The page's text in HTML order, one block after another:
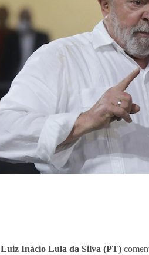
Luiz Inácio Lula da Silva (PT)